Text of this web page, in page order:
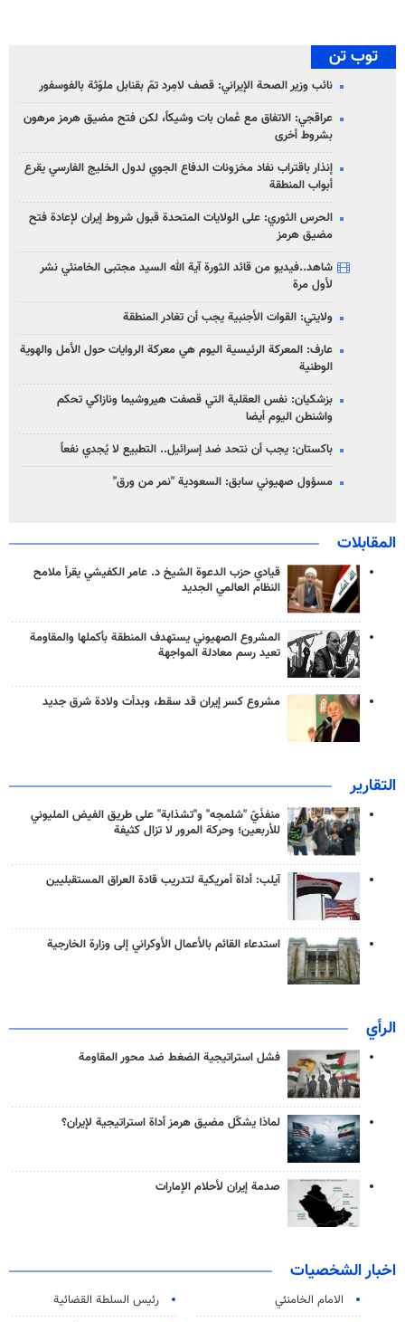
توب تن
نائب وزير الصحة الإيراني: قصف لامِرد تمّ بقنابل ملوّثة بالفوسفور
عراقجي: الاتفاق مع عُمان بات وشيكاً، لكن فتح مضيق هرمز مرهون
بشروط أخرى
إنذار باقتراب نفاد مخزونات الدفاع الجوي لدول الخليج الفارسي يقرع
أبواب المنطقة
الحرس الثوري: على الولايات المتحدة قبول شروط إيران لإعادة فتح
مضيق هرمز
شاهد..فيديو من قائد الثورة آية الله السيد مجتبى الخامنئي نشر
لأول مرة
ولايتي: القوات الأجنبية يجب أن تغادر المنطقة
عارف: المعركة الرئيسية اليوم هي معركة الروايات حول الأمل والهوية
الوطنية
بزشكيان: نفس العقلية التي قصفت هيروشيما ونازاكي تحكم
واشنطن اليوم أيضا
باكستان: يجب أن نتحد ضد إسرائيل.. التطبيع لا يُجدي نفعاً
مسؤول صهيوني سابق: السعودية "نمر من ورق"
المقابلات
قيادي حزب الدعوة الشيخ د. عامر الكفيشي يقرأ ملامح
النظام العالمي الجديد
المشروع الصهيوني يستهدف المنطقة بأكملها والمقاومة
تعيد رسم معادلة المواجهة
مشروع كسر إيران قد سقط، وبدأت ولادة شرق جديد
التقارير
منفذَيّ "شلمجه" و"تشذابة" على طريق الفيض المليوني
للأربعين؛ وحركة المرور لا تزال كثيفة
آيلب: أداة أمريكية لتدريب قادة العراق المستقبليين
استدعاء القائم بالأعمال الأوكراني إلى وزارة الخارجية
الرأي
فشل استراتيجية الضغط ضد محور المقاومة
لماذا يشكّل مضيق هرمز أداة استراتيجية لإيران؟
صدمة إيران لأحلام الإمارات
اخبار الشخصيات
الامام الخامنئي
رئیس السلطة القضائیة